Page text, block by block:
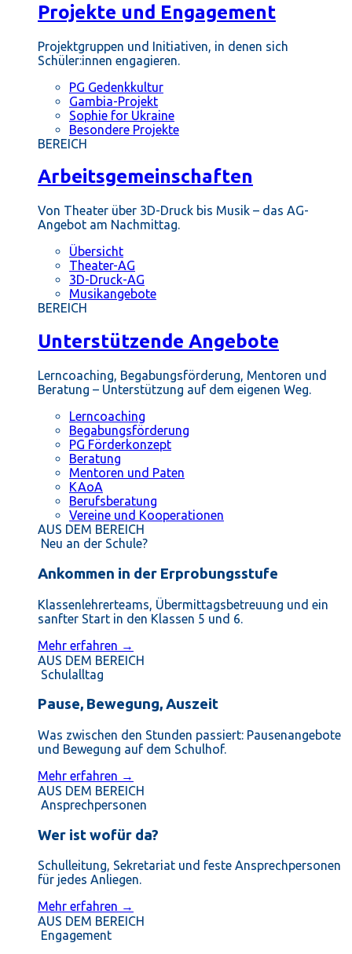
Projekte und Engagement
Projektgruppen und Initiativen, in denen sich
Schüler:innen engagieren.
PG Gedenkkultur
Gambia-Projekt
Sophie for Ukraine
Besondere Projekte
BEREICH
Arbeitsgemeinschaften
Von Theater über 3D-Druck bis Musik – das AG-
Angebot am Nachmittag.
Übersicht
Theater-AG
3D-Druck-AG
Musikangebote
BEREICH
Unterstützende Angebote
Lerncoaching, Begabungsförderung, Mentoren und
Beratung – Unterstützung auf dem eigenen Weg.
Lerncoaching
Begabungsförderung
PG Förderkonzept
Beratung
Mentoren und Paten
KAoA
Berufsberatung
Vereine und Kooperationen
AUS DEM BEREICH
Neu an der Schule?
Ankommen in der Erprobungsstufe
Klassenlehrerteams, Übermittagsbetreuung und ein
sanfter Start in den Klassen 5 und 6.
Mehr erfahren →
AUS DEM BEREICH
Schulalltag
Pause, Bewegung, Auszeit
Was zwischen den Stunden passiert: Pausenangebote
und Bewegung auf dem Schulhof.
Mehr erfahren →
AUS DEM BEREICH
Ansprechpersonen
Wer ist wofür da?
Schulleitung, Sekretariat und feste Ansprechpersonen
für jedes Anliegen.
Mehr erfahren →
AUS DEM BEREICH
Engagement